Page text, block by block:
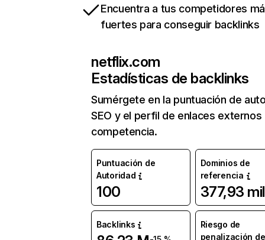
Encuentra a tus competidores
fuertes para conseguir backlinks
netflix.com
Estadísticas de backlinks
Sumérgete en la puntuación de
SEO y el perfil de enlaces externos
competencia.
Puntuación de
Autoridad
100
Dominios de
referencia
377,93 mil
Backlinks
Riesgo de
penalización de